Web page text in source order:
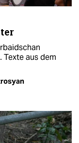
Texte aus dem